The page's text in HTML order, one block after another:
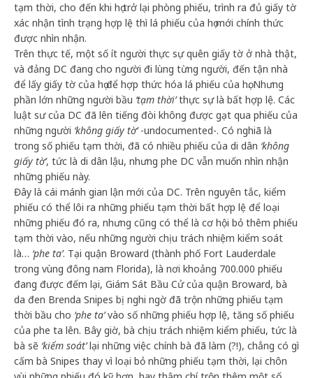
tạm thời, cho đến khi họ trở lại phòng phiếu, trình ra đủ giấy tờ
xác nhận tình trạng hợp lệ thì lá phiếu của họ mới chính thức
được nhìn nhận.
Trên thực tế, một số ít người thực sự quên giấy tờ ở nhà thật,
và đảng DC đang cho người đi lùng từng người, đến tận nhà
để lấy giấy tờ của họ để hợp thức hóa lá phiếu của họ. Nhưng
phần lớn những người bầu ‘tạm thời’thực sự là bất hợp lệ. Các
luật sư của DC đã lên tiếng đòi không được gạt qua phiếu của
những người ‘không giấy tờ’-undocumented-. Có nghiã là
trong số phiếu tạm thời, đã có nhiều phiếu của di dân ‘không
giấy tờ’, tức là di dân lậu, nhưng phe DC vẫn muốn nhìn nhận
những phiếu này.
Đây là cái mánh gian lận mới của DC. Trên nguyên tắc, kiểm
phiếu có thể lôi ra những phiếu tạm thời bất hợp lệ để loại
những phiếu đó ra, nhưng cũng có thể là cơ hội bỏ thêm phiếu
tạm thời vào, nếu những người chịu trách nhiệm kiểm soát
là… ‘phe ta’. Tại quận Broward (thành phố Fort Lauderdale
trong vùng đông nam Florida), là nơi khoảng 700.000 phiếu
đang được đếm lại, Giám Sát Bầu Cử của quận Broward, bà
da đen Brenda Snipes bị nghi ngờ đã trộn những phiếu tạm
thời bầu cho ‘phe ta’vào số những phiếu hợp lệ, tăng số phiếu
của phe ta lên. Bây giờ, bà chịu trách nhiệm kiểm phiếu, tức là
bà sẽ ‘kiểm soát’lại những việc chính bà đã làm (?!), chẳng có gì
cấm bà Snipes thay vì loại bỏ những phiếu tạm thời, lại chôn